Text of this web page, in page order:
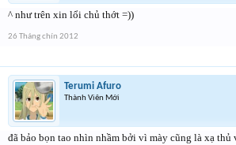
^ như trên xin lổi chủ thớt =))
26 Tháng chín 2012
Terumi Afuro
Thành Viên Mới
đã bảo bọn tao nhìn nhầm bởi vì mày cũng là xạ thủ